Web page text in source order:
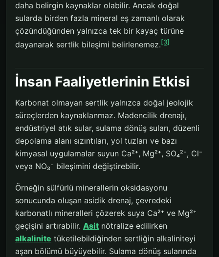
daha belirgin kaynaklar olabilir. Ancak doğal
sularda birden fazla mineral eş zamanlı olarak
çözündüğünden yalnızca tek bir kayaç türüne
dayanarak sertlik bileşimi belirlenemez.[3]
İnsan Faaliyetlerinin Etkisi
Karbonat olmayan sertlik yalnızca doğal jeolojik
süreçlerden kaynaklanmaz. Madencilik drenajı,
endüstriyel atık sular, sulama dönüş suları, düzenli
depolama alanı sızıntıları, yol tuzları ve bazı
kimyasal uygulamalar suyun Ca²⁺, Mg²⁺, SO₄²⁻, Cl⁻
veya NO₃⁻ bileşimini değiştirebilir.
Örneğin sülfürlü minerallerin oksidasyonu
sonucunda oluşan asidik drenaj, çevredeki
karbonatlı mineralleri çözerek suya Ca²⁺ ve Mg²⁺
geçişini artırabilir. Asit nötralize edilirken
alkalinite tüketilebildiğinden sertliğin alkaliniteyi
aşan bölümü büyüyebilir. Sulama dönüş sularında